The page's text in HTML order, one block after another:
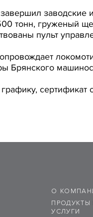
заводские
тонн, груженый
пульт
Брянского
сертификат
О
ПРОДУКТЫ
УСЛУГИ